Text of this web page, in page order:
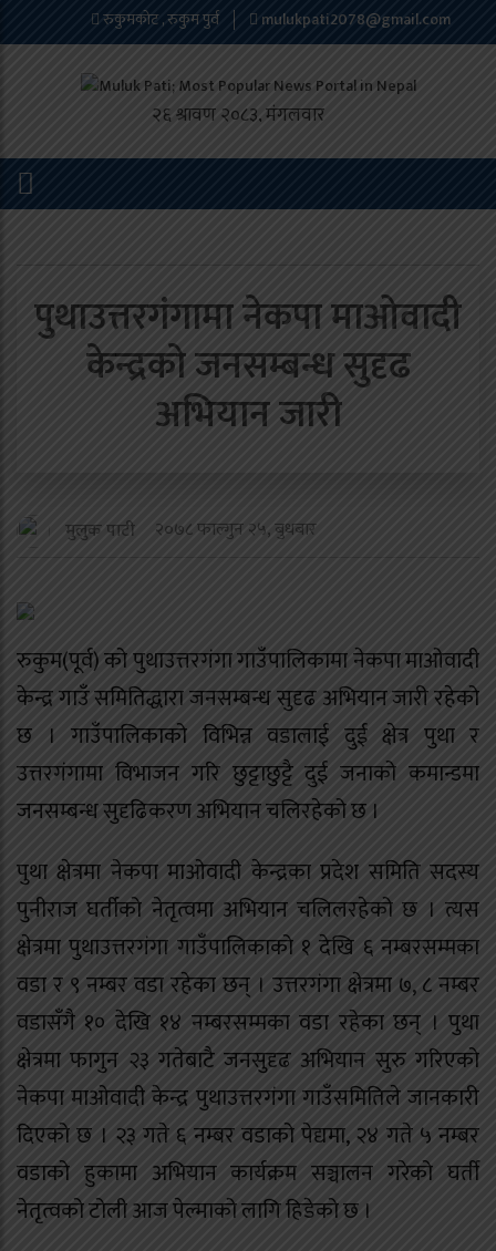
रुकुमकोट , रुकुम पुर्व mulukpati2078@gmail.com
पुथाउत्तरगंगामा नेकपा माओवादी
केन्द्रको जनसम्बन्ध सुदृढ
अभियान जारी
मुलुक पाटी २०७८ फाल्गुन २५, बुधबार
रुकुम(पूर्व) को पुथाउत्तरगंगा गाउँपालिकामा नेकपा माओवादी
केन्द्र गाउँ समितिद्धारा जनसम्बन्ध सुदृढ अभियान जारी रहेको
छ । गाउँपालिकाको विभिन्न वडालाई दुई क्षेत्र पुथा र
उत्तरगंगामा विभाजन गरि छुट्टाछुट्टै दुई जनाको कमान्डमा
जनसम्बन्ध सुदृढिकरण अभियान चलिरहेको छ ।
पुथा क्षेत्रमा नेकपा माओवादी केन्द्रका प्रदेश समिति सदस्य
पुनीराज घर्तीको नेतृत्वमा अभियान चलिलरहेको छ । त्यस
क्षेत्रमा पुथाउत्तरगंगा गाउँपालिकाको १ देखि ६ नम्बरसम्मका
वडा र ९ नम्बर वडा रहेका छन् । उत्तरगंगा क्षेत्रमा ७, ८ नम्बर
वडासँगै १० देखि १४ नम्बरसम्मका वडा रहेका छन् । पुथा
क्षेत्रमा फागुन २३ गतेबाटै जनसुदृढ अभियान सुरु गरिएको
नेकपा माओवादी केन्द्र पुथाउत्तरगंगा गाउँसमितिले जानकारी
दिएको छ । २३ गते ६ नम्बर वडाको पेद्यमा, २४ गते ५ नम्बर
वडाको हुकामा अभियान कार्यक्रम सञ्चालन गरेको घर्ती
नेतृत्वको टोली आज पेल्माको लागि हिडेको छ ।